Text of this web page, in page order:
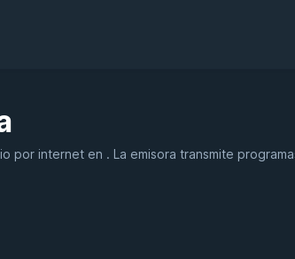
por internet en . La emisora transmite